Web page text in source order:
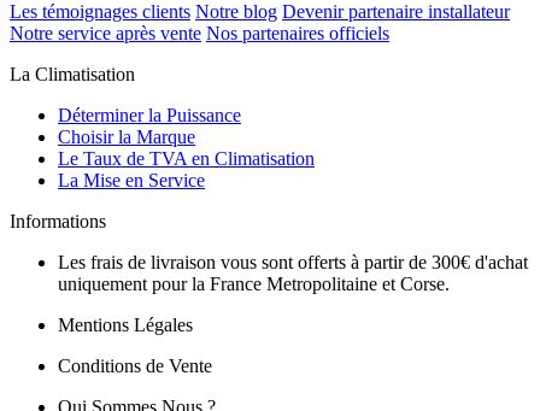
Les témoignages clients Notre blog Devenir partenaire installateur
Notre service après vente Nos partenaires officiels
La Climatisation
Déterminer la Puissance
Choisir la Marque
Le Taux de TVA en Climatisation
La Mise en Service
Informations
Les frais de livraison vous sont offerts à partir de 300€ d'achat
uniquement pour la France Metropolitaine et Corse.
Mentions Légales
Conditions de Vente
Qui Sommes Nous ?